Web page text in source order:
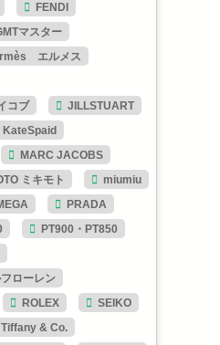
FENDI
マスター
エルメス
コブ
JILLSTUART
KateSpaid
MARC JACOBS
ミキモト
miumiu
PRADA
PT900・PT850
ローレン
ROLEX
SEIKO
Tiffany & Co.